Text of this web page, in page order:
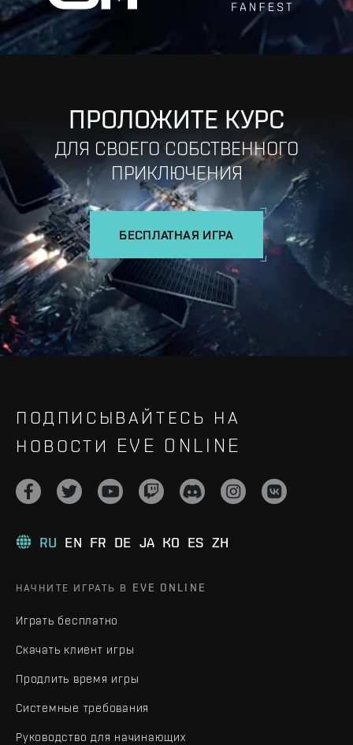
ПРОЛОЖИТЕ КУРС
ДЛЯ СВОЕГО СОБСТВЕННОГО
ПРИКЛЮЧЕНИЯ
БЕСПЛАТНАЯ ИГРА
ПОДПИСЫВАЙТЕСЬ НА
НОВОСТИ EVE ONLINE
RU EN FR DE JA KO ES ZH
НАЧНИТЕ ИГРАТЬ В EVE ONLINE
Играть бесплатно
Скачать клиент игры
Продлить время игры
Системные требования
Руководство для начинающих